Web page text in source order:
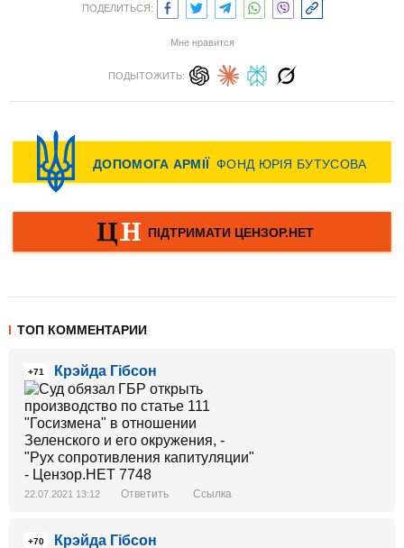
ПОДЕЛИТЬСЯ:
Мне нравится
ПОДЫТОЖИТЬ:
ТОП КОММЕНТАРИИ
+71 Крэйда Гібсон
22.07.2021 13:12 Ответить Ссылка
+70 Крэйда Гібсон